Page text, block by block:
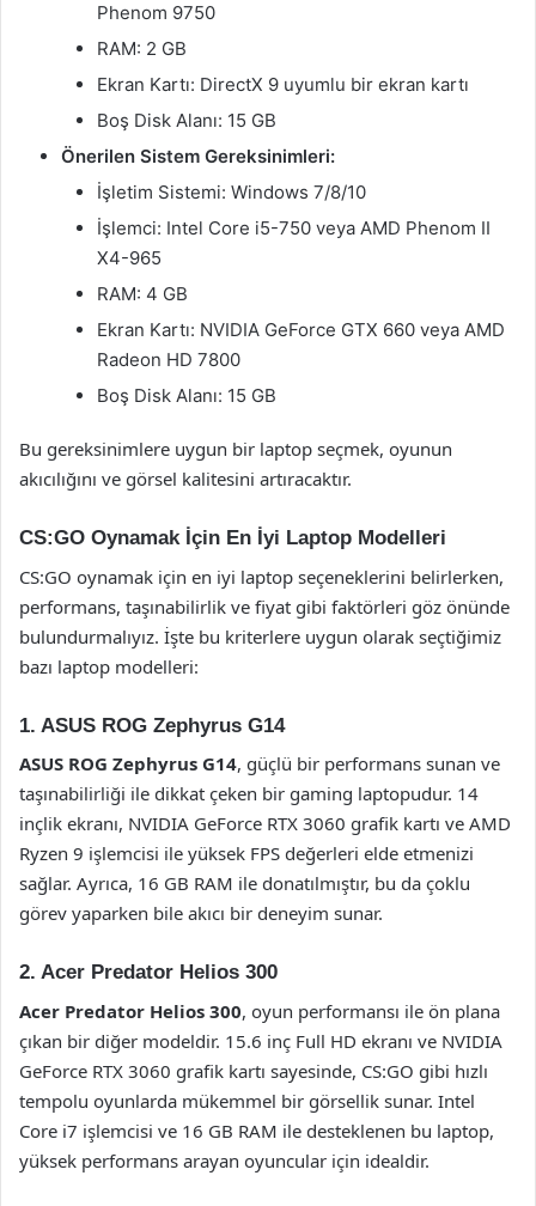
Phenom 9750
RAM: 2 GB
Ekran Kartı: DirectX 9 uyumlu bir ekran kartı
Boş Disk Alanı: 15 GB
Önerilen Sistem Gereksinimleri:
İşletim Sistemi: Windows 7/8/10
İşlemci: Intel Core i5-750 veya AMD Phenom II
X4-965
RAM: 4 GB
Ekran Kartı: NVIDIA GeForce GTX 660 veya AMD
Radeon HD 7800
Boş Disk Alanı: 15 GB
Bu gereksinimlere uygun bir laptop seçmek, oyunun
akıcılığını ve görsel kalitesini artıracaktır.
CS:GO Oynamak İçin En İyi Laptop Modelleri
CS:GO oynamak için en iyi laptop seçeneklerini belirlerken,
performans, taşınabilirlik ve fiyat gibi faktörleri göz önünde
bulundurmalıyız. İşte bu kriterlere uygun olarak seçtiğimiz
bazı laptop modelleri:
1. ASUS ROG Zephyrus G14
ASUS ROG Zephyrus G14, güçlü bir performans sunan ve
taşınabilirliği ile dikkat çeken bir gaming laptopudur. 14
inçlik ekranı, NVIDIA GeForce RTX 3060 grafik kartı ve AMD
Ryzen 9 işlemcisi ile yüksek FPS değerleri elde etmenizi
sağlar. Ayrıca, 16 GB RAM ile donatılmıştır, bu da çoklu
görev yaparken bile akıcı bir deneyim sunar.
2. Acer Predator Helios 300
Acer Predator Helios 300, oyun performansı ile ön plana
çıkan bir diğer modeldir. 15.6 inç Full HD ekranı ve NVIDIA
GeForce RTX 3060 grafik kartı sayesinde, CS:GO gibi hızlı
tempolu oyunlarda mükemmel bir görsellik sunar. Intel
Core i7 işlemcisi ve 16 GB RAM ile desteklenen bu laptop,
yüksek performans arayan oyuncular için idealdir.